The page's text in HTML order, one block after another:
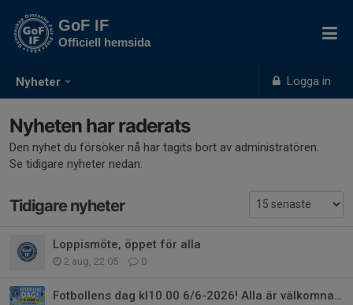
Nyheter Logga in
GoF IF
Officiell hemsida
Nyheten har raderats
Den nyhet du försöker nå har tagits bort av administratören.
Se tidigare nyheter nedan.
Tidigare nyheter
Loppismöte, öppet för alla
2 aug, 22:05 0
Fotbollens dag kl10.00 6/6-2026! Alla är välkomna till Flyinge IP!